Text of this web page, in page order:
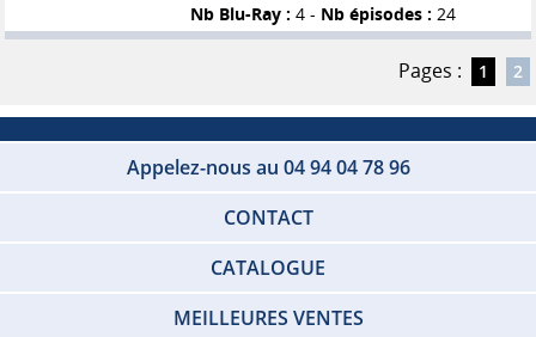
Nb Blu-Ray : 4 - Nb épisodes : 24
Pages : 1 2
Appelez-nous au 04 94 04 78 96
CONTACT
CATALOGUE
MEILLEURES VENTES